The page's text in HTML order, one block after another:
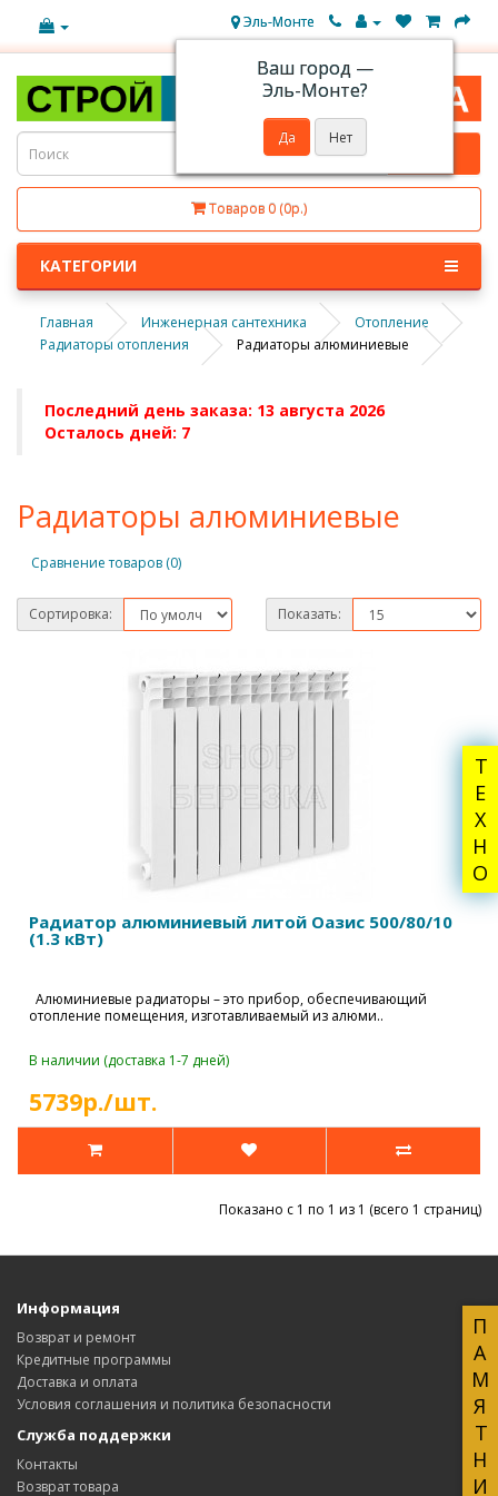
ТЕХНО
ПАМЯТНИКИ
Эль-Монте
Ваш город —
Эль-Монте?
Товаров 0 (0р.)
КАТЕГОРИИ
Главная Инженерная сантехника
Отопление
Радиаторы отопления
Радиаторы алюминиевые
Последний день заказа: 13 августа 2026
Осталось дней: 7
Радиаторы алюминиевые
Сравнение товаров (0)
Сортировка: Показать:
Радиатор алюминиевый литой Оазис 500/80/10
(1.3 кВт)
отопление помещения, изготавливаемый из алюми..
В наличии (доставка 1-7 дней)
5739р./шт.
Показано с 1 по 1 из 1 (всего 1 страниц)
Информация
Возврат и ремонт
Кредитные программы
Доставка и оплата
Условия соглашения и политика безопасности
Служба поддержки
Контакты
Возврат товара